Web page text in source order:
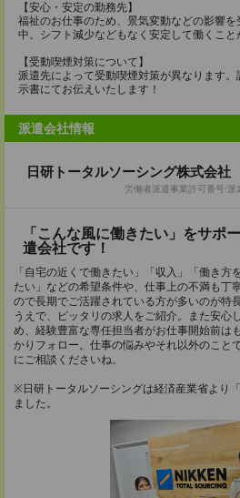
【安心・安定の勤務先】
福祉のお仕事のため、景気変動などの影響
中。シフト減少などもなく安定して働くこと
【受動喫煙対策について】
派遣先によって受動喫煙対策が異なります
示書にてお伝えいたします！
派遣会社情報
日研トータルソーシング株式会
労働者派遣事業許可番号:派
「こんな風に働きたい」をサポ
遣会社です！
「自宅の近くで働きたい」「収入」「働き方
たい」などの希望条件や、仕事上の不満も丁
ので長期でご活躍されている方が多いのが特
うえで、ピッタリの求人をご紹介。また安心
め、経験豊富な専任担当者がお仕事開始前は
かりフォロー。仕事の悩みやそれ以外のこと
にご相談くださいね。
※日研トータルソーシングは経済産業省より
ました。